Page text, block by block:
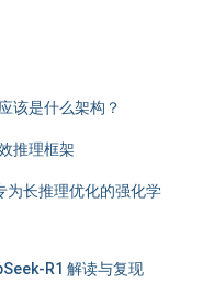
该是什么架构？
推理框架
为长推理优化的强化学
R1 解读与复现